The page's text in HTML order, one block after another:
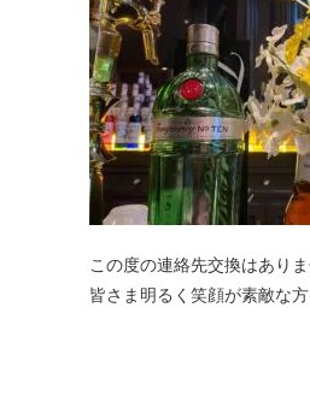
この度の連絡先交換はあり
皆さま明るく笑顔が素敵な方